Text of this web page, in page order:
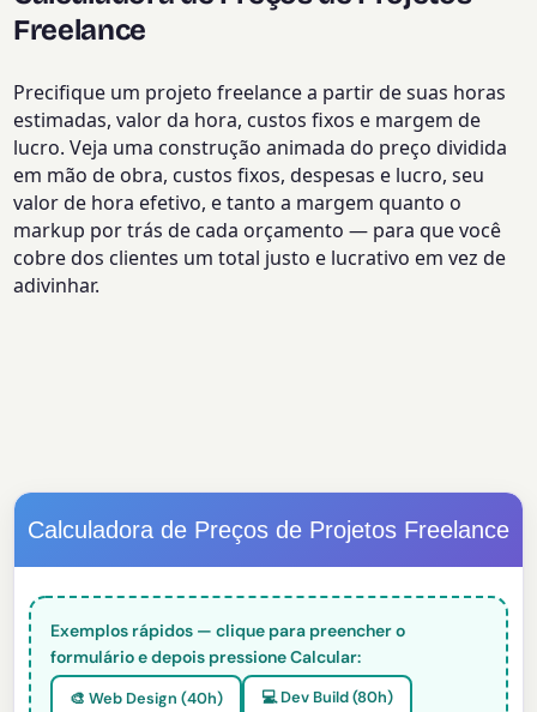
Freelance
Precifique um projeto freelance a partir de suas horas
estimadas, valor da hora, custos fixos e margem de
lucro. Veja uma construção animada do preço dividida
em mão de obra, custos fixos, despesas e lucro, seu
valor de hora efetivo, e tanto a margem quanto o
markup por trás de cada orçamento — para que você
cobre dos clientes um total justo e lucrativo em vez de
adivinhar.
Calculadora de Preços de Projetos Freelance
Exemplos rápidos — clique para preencher o
formulário e depois pressione Calcular:
🎨 Web Design (40h) 💻 Dev Build (80h)